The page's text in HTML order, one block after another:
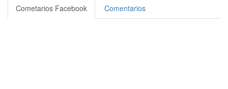
Compartir
Cometarios Facebook Comentarios